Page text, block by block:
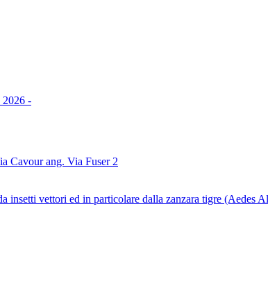
2026 -
Cavour ang. Via Fuser 2
insetti vettori ed in particolare dalla zanzara tigre (Aedes